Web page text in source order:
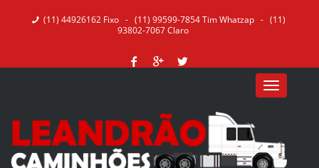
(11) 44926162 Fixo - (11) 99599-7854 Tim Whatzap - (11)
93802-7067 Claro